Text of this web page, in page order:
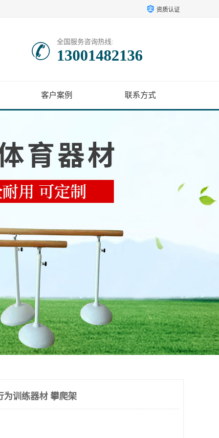
资质认证
全国服务咨询热线:
13001482136
客户案例 联系方式
为训练器材 攀爬架